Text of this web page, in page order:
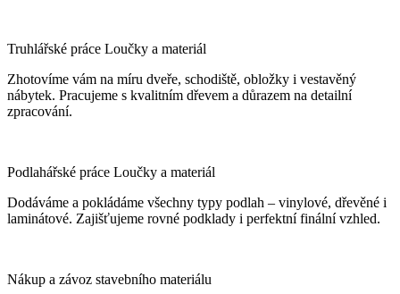
Truhlářské práce Loučky a materiál
Zhotovíme vám na míru dveře, schodiště, obložky i vestavěný
nábytek. Pracujeme s kvalitním dřevem a důrazem na detailní
zpracování.
Podlahářské práce Loučky a materiál
Dodáváme a pokládáme všechny typy podlah – vinylové, dřevěné i
laminátové. Zajišťujeme rovné podklady i perfektní finální vzhled.
Nákup a závoz stavebního materiálu